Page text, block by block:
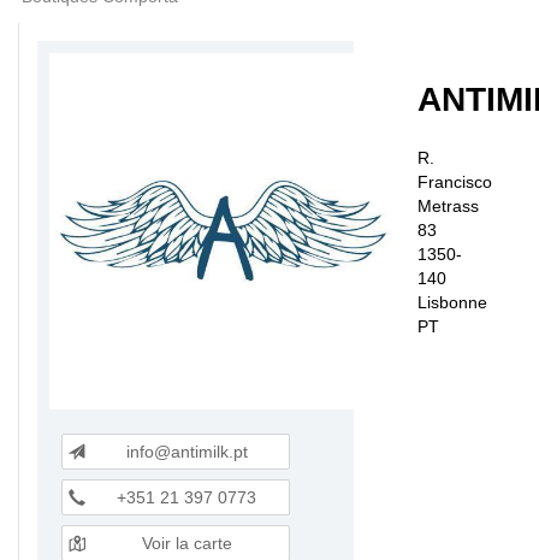
R.
Francisco
Metrass
83
1350-
140
Lisbonne
PT
info@antimilk.pt
+351 21 397 0773
Voir la carte